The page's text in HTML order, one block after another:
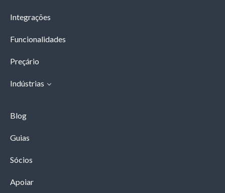
Integrações
Funcionalidades
Preçário
Indústrias
Blog
Guias
Sócios
Apoiar